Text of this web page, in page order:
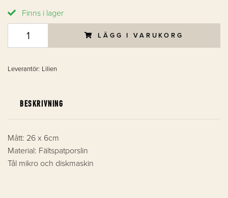
Finns i lager
LÄGG I VARUKORG
Leverantör: Lilien
BESKRIVNING
Mått: 26 x 6cm
Material: Fältspatporslin
Tål mikro och diskmaskin